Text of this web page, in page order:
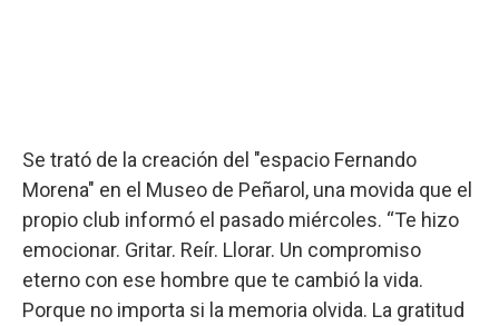
Se trató de la creación del "espacio Fernando
Morena" en el Museo de Peñarol, una movida que el
propio club informó el pasado miércoles. “Te hizo
emocionar. Gritar. Reír. Llorar. Un compromiso
eterno con ese hombre que te cambió la vida.
Porque no importa si la memoria olvida. La gratitud